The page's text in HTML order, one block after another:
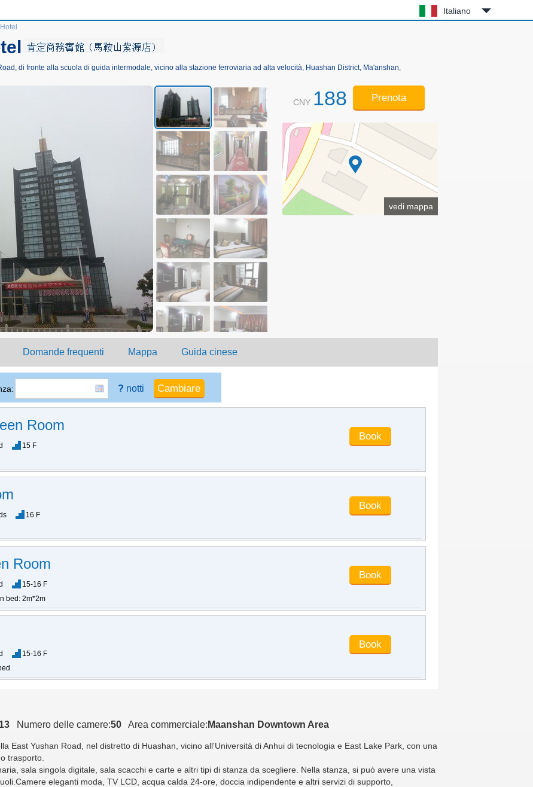
Italiano
di fronte alla scuola di guida intermodale, vicino alla stazione ferroviaria ad alta velocità, Huashan District, Ma'anshan,
CNY 188 Prenota
vedi mappa
Domande frequenti Mappa Guida cinese
? notti
Room
15 F
16 F
Room
15-16 F
bed: 2m*2m
15-16 F
Numero delle camere:50 Area commerciale: Maanshan Downtown Area
East Yushan Road, nel distretto di Huashan, vicino all'Università di Anhui di tecnologia e East Lake Park, con una
trasporto.
sala singola digitale, sala scacchi e carte e altri tipi di stanza da scegliere. Nella stanza, si può avere una vista
eleganti moda, TV LCD, acqua calda 24-ore, doccia indipendente e altri servizi di supporto,